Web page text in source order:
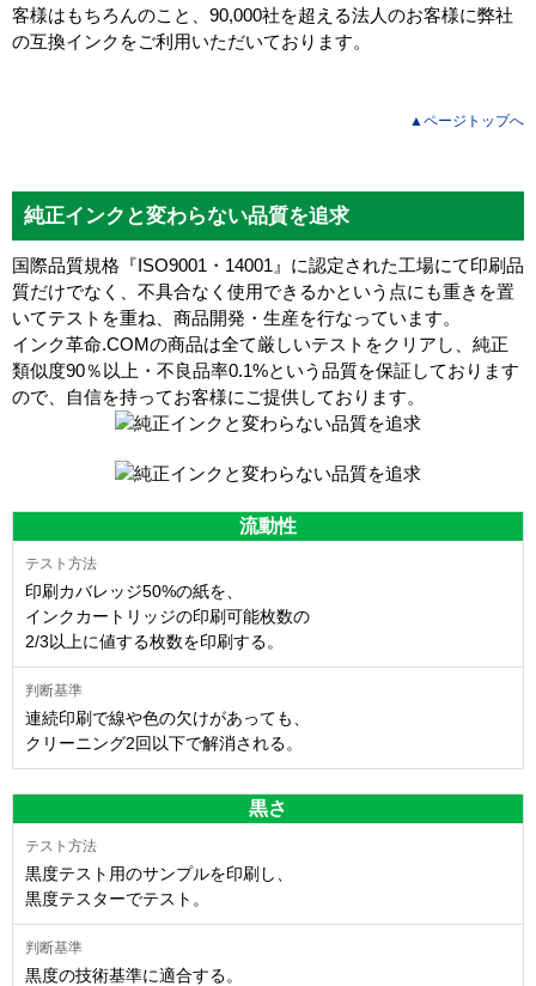
客様はもちろんのこと、90,000社を超える法人のお客様に弊社
の互換インクをご利用いただいております。
▲ページトップへ
純正インクと変わらない品質を追求
国際品質規格『ISO9001・14001』に認定された工場にて印刷品
質だけでなく、不具合なく使用できるかという点にも重きを置
いてテストを重ね、商品開発・生産を行なっています。
インク革命.COMの商品は全て厳しいテストをクリアし、 純正
類似度90％以上・不良品率0.1%という品質を保証しております
ので、自信を持ってお客様にご提供しております。
流動性
印刷カバレッジ50%の紙を、
インクカートリッジの印刷可能枚数の
2/3以上に値する枚数を印刷する。
連続印刷で線や色の欠けがあっても、
クリーニング2回以下で解消される。
黒さ
黒度テスト用のサンプルを印刷し、
黒度テスターでテスト。
黒度の技術基準に適合する。